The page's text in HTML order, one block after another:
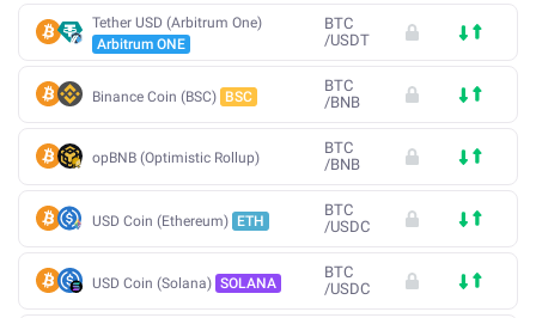
Tether USD (Arbitrum One)
Arbitrum ONE
BTC
/USDT
Binance Coin (BSC) BSC
BTC
/BNB
opBNB (Optimistic Rollup)
BTC
/BNB
USD Coin (Ethereum) ETH
BTC
/USDC
USD Coin (Solana) SOLANA
BTC
/USDC